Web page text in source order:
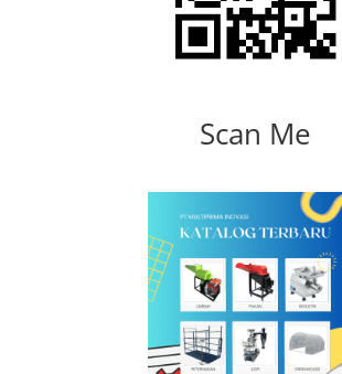
Scan Me